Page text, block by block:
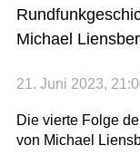
Michael
21. Juni 2023,
Die vierte Folge
von Michael